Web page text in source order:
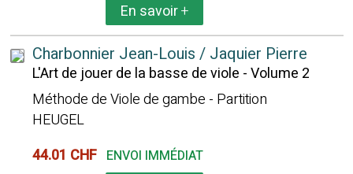
En savoir+
Charbonnier Jean-Louis / Jaquier Pierre
L'Art de jouer de la basse de viole - Volume 2
Méthode de Viole de gambe - Partition
HEUGEL
44.01 CHF ENVOI IMMÉDIAT